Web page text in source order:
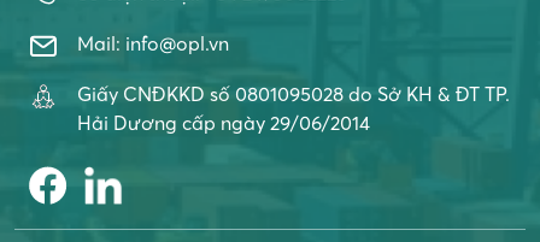
Mail: info@opl.vn
Giấy CNĐKKD số 0801095028 do Sở KH & ĐT TP.
Hải Dương cấp ngày 29/06/2014